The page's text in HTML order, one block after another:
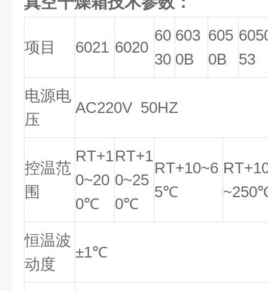
项目 6021 6020
60
30
603
0B
605
0B
53
电源电
压
AC220V 50HZ
控温范
围
RT+1
0~20
0℃
RT+1
0~25
0℃
RT+10~6
5℃
恒温波
动度
±1℃